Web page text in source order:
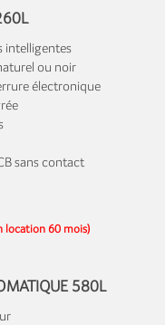
intelligentes
ou noir
électronique
sans contact
location 60 mois)
580L